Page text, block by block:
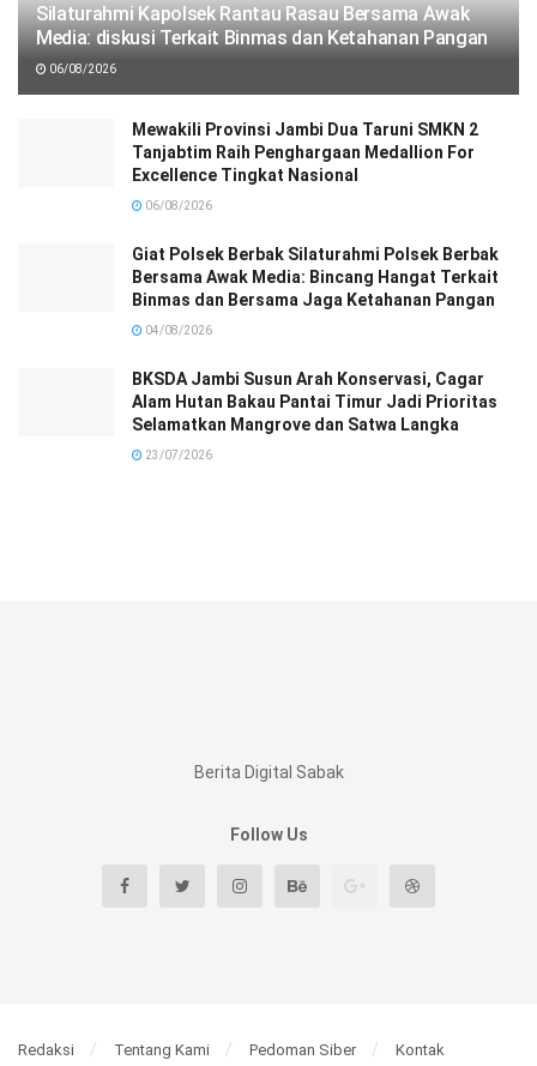
Silaturahmi Kapolsek Rantau Rasau Bersama Awak
Media: diskusi Terkait Binmas dan Ketahanan Pangan
06/08/2026
Mewakili Provinsi Jambi Dua Taruni SMKN 2
Tanjabtim Raih Penghargaan Medallion For
Excellence Tingkat Nasional
06/08/2026
Giat Polsek Berbak Silaturahmi Polsek Berbak
Bersama Awak Media: Bincang Hangat Terkait
Binmas dan Bersama Jaga Ketahanan Pangan
04/08/2026
BKSDA Jambi Susun Arah Konservasi, Cagar
Alam Hutan Bakau Pantai Timur Jadi Prioritas
Selamatkan Mangrove dan Satwa Langka
23/07/2026
Berita Digital Sabak
Follow Us
Redaksi Tentang Kami Pedoman Siber Kontak